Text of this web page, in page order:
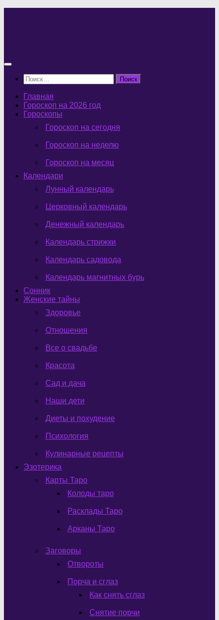
Найти:
Главная
Гороскоп на 2026 год
Гороскопы
Гороскоп на сегодня
Гороскоп на неделю
Гороскоп на месяц
Календари
Лунный календарь
Церковный календарь
Денежный календарь
Календарь стрижки
Календарь садовода
Календарь магнитных бурь
Сонник
Женские тайны
Здоровье
Отношения
Все о свадьбе
Красота
Сад и дача
Наши дети
Диеты и похудение
Психология
Кулинарные рецепты
Эзотерика
Карты Таро
Колоды таро
Расклады Таро
Арканы Таро
Заговоры
Отвороты
Порча и сглаз
Как снять сглаз
Снятие порчи